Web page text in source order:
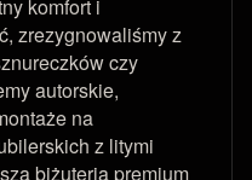
komfort i
zrezygnowaliśmy z
czy
autorskie,
na
z litymi
biżuteria premium